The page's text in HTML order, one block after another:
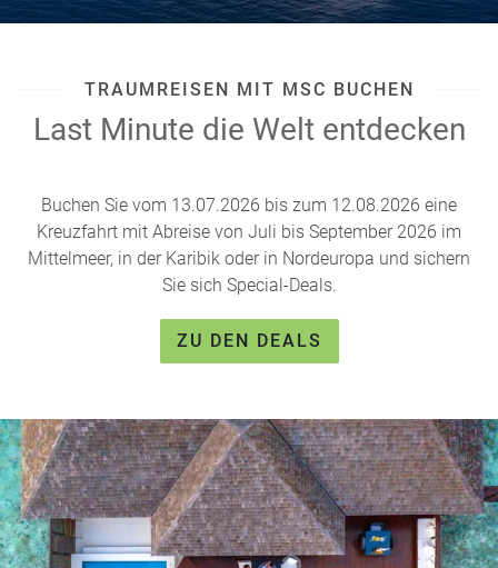
r
n
s
e
P
a
rt
n
e
r
n
s
TRAUMREISEN MIT MSC BUCHEN
Last Minute die Welt entdecken
Buchen Sie vom 13.07.2026 bis zum 12.08.2026 eine
Kreuzfahrt mit Abreise von Juli bis September 2026 im
Mittelmeer, in der Karibik oder in Nordeuropa und sichern
Sie sich Special-Deals.
ZU DEN DEALS